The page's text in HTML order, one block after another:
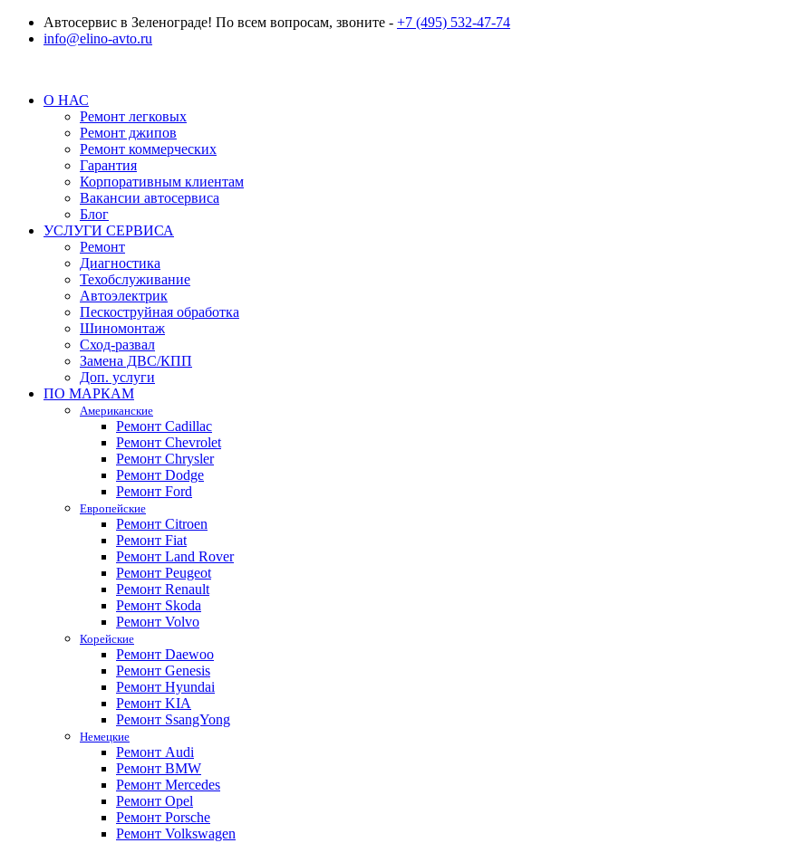
Автосервис в Зеленограде! По всем вопросам, звоните - +7 (495) 532-47-74
info@elino-avto.ru
О НАС
Ремонт легковых
Ремонт джипов
Ремонт коммерческих
Гарантия
Корпоративным клиентам
Вакансии автосервиса
Блог
УСЛУГИ СЕРВИСА
Ремонт
Диагностика
Техобслуживание
Автоэлектрик
Пескоструйная обработка
Шиномонтаж
Сход-развал
Замена ДВС/КПП
Доп. услуги
ПО МАРКАМ
Американские
Ремонт Cadillac
Ремонт Chevrolet
Ремонт Chrysler
Ремонт Dodge
Ремонт Ford
Европейские
Ремонт Citroen
Ремонт Fiat
Ремонт Land Rover
Ремонт Peugeot
Ремонт Renault
Ремонт Skoda
Ремонт Volvo
Корейские
Ремонт Daewoo
Ремонт Genesis
Ремонт Hyundai
Ремонт KIA
Ремонт SsangYong
Немецкие
Ремонт Audi
Ремонт BMW
Ремонт Mercedes
Ремонт Opel
Ремонт Porsche
Ремонт Volkswagen